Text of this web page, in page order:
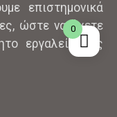
επιστημονικά
ώστε να έχετε
εργαλείο της
0